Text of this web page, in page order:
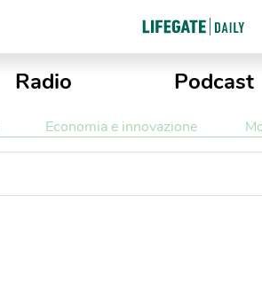
Radio Podcast
Economia e innovazione